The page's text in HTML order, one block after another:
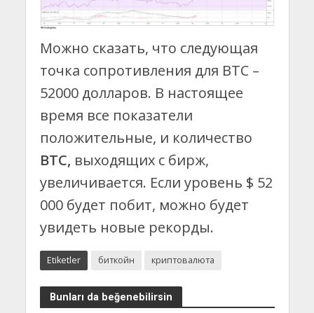
Можно сказать, что следующая
точка сопротивления для BTC –
52000 долларов. В настоящее
время все показатели
положительные, и количество
BTC, выходящих с бирж,
увеличивается. Если уровень $ 52
000 будет побит, можно будет
увидеть новые рекорды.
Etiketler биткойн криптовалюта
Bunları da beğenebilirsin